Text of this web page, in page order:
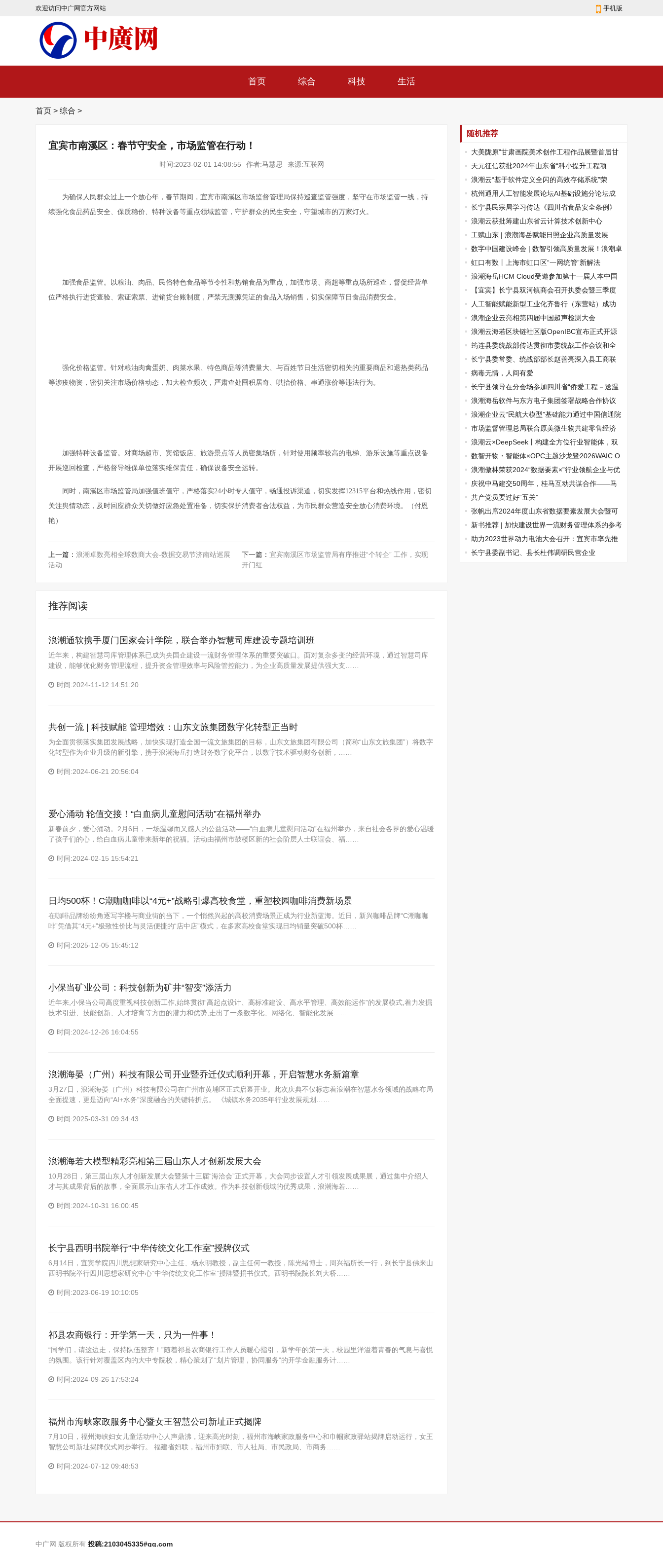
欢迎访问中广网官方网站 手机版
首页 综合 科技 生活
首页 > 综合 >
宜宾市南溪区：春节守安全，市场监管在行动！
时间:2023-02-01 14:08:55 作者:马慧思 来源:互联网
为确保人民群众过上一个放心年，春节期间，宜宾市南溪区市场监督管理局保持巡查监管强度，坚守在市场监管一线，持
续强化食品药品安全、保质稳价、特种设备等重点领域监管，守护群众的民生安全，守望城市的万家灯火。
加强食品监管。以粮油、肉品、民俗特色食品等节令性和热销食品为重点，加强市场、商超等重点场所巡查，督促经营单
位严格执行进货查验、索证索票、进销货台账制度，严禁无溯源凭证的食品入场销售，切实保障节日食品消费安全。
强化价格监管。针对粮油肉禽蛋奶、肉菜水果、特色商品等消费量大、与百姓节日生活密切相关的重要商品和退热类药品
等涉疫物资，密切关注市场价格动态，加大检查频次，严肃查处囤积居奇、哄抬价格、串通涨价等违法行为。
加强特种设备监管。对商场超市、宾馆饭店、旅游景点等人员密集场所，针对使用频率较高的电梯、游乐设施等重点设备
开展巡回检查，严格督导维保单位落实维保责任，确保设备安全运转。
同时，南溪区市场监管局加强值班值守，严格落实24小时专人值守，畅通投诉渠道，切实发挥12315平台和热线作用，密切
关注舆情动态，及时回应群众关切做好应急处置准备，切实保护消费者合法权益，为市民群众营造安全放心消费环境。（付恩
艳）
上一篇： 浪潮卓数亮相全球数商大会-数据交易节济南站巡展
活动
下一篇： 宜宾南溪区市场监管局有序推进“个转企” 工作，实现
开门红
推荐阅读
浪潮通软携手厦门国家会计学院，联合举办智慧司库建设专题培训班
近年来，构建智慧司库管理体系已成为央国企建设一流财务管理体系的重要突破口。面对复杂多变的经营环境，通过智慧司库
建设，能够优化财务管理流程，提升资金管理效率与风险管控能力，为企业高质量发展提供强大支……
时间:2024-11-12 14:51:20
共创一流 | 科技赋能 管理增效：山东文旅集团数字化转型正当时
为全面贯彻落实集团发展战略，加快实现打造全国一流文旅集团的目标，山东文旅集团有限公司（简称“山东文旅集团”）将数字
化转型作为企业升级的新引擎，携手浪潮海岳打造财务数字化平台，以数字技术驱动财务创新，……
时间:2024-06-21 20:56:04
爱心涌动 轮值交接！“白血病儿童慰问活动”在福州举办
新春前夕，爱心涌动。2月6日，一场温馨而又感人的公益活动——“白血病儿童慰问活动”在福州举办，来自社会各界的爱心温暖
了孩子们的心，给白血病儿童带来新年的祝福。活动由福州市鼓楼区新的社会阶层人士联谊会、福……
时间:2024-02-15 15:54:21
日均500杯！C潮咖咖啡以“4元+”战略引爆高校食堂，重塑校园咖啡消费新场景
在咖啡品牌纷纷角逐写字楼与商业街的当下，一个悄然兴起的高校消费场景正成为行业新蓝海。近日，新兴咖啡品牌“C潮咖咖
啡”凭借其“4元+”极致性价比与灵活便捷的“店中店”模式，在多家高校食堂实现日均销量突破500杯……
时间:2025-12-05 15:45:12
小保当矿业公司：科技创新为矿井“智变”添活力
近年来,小保当公司高度重视科技创新工作,始终贯彻“高起点设计、高标准建设、高水平管理、高效能运作”的发展模式,着力发掘
技术引进、技能创新、人才培育等方面的潜力和优势,走出了一条数字化、网络化、智能化发展……
时间:2024-12-26 16:04:55
浪潮海晏（广州）科技有限公司开业暨乔迁仪式顺利开幕，开启智慧水务新篇章
3月27日，浪潮海晏（广州）科技有限公司在广州市黄埔区正式启幕开业。此次庆典不仅标志着浪潮在智慧水务领域的战略布局
全面提速，更是迈向“AI+水务”深度融合的关键转折点。 《城镇水务2035年行业发展规划……
时间:2025-03-31 09:34:43
浪潮海若大模型精彩亮相第三届山东人才创新发展大会
10月28日，第三届山东人才创新发展大会暨第十三届“海洽会”正式开幕，大会同步设置人才引领发展成果展，通过集中介绍人
才与其成果背后的故事，全面展示山东省人才工作成效。作为科技创新领域的优秀成果，浪潮海若……
时间:2024-10-31 16:00:45
长宁县西明书院举行“中华传统文化工作室”授牌仪式
6月14日，宜宾学院四川思想家研究中心主任、杨永明教授，副主任何一教授，陈光绪博士，周兴福所长一行，到长宁县佛来山
西明书院举行四川思想家研究中心“中华传统文化工作室”授牌暨捐书仪式。西明书院院长刘大桥……
时间:2023-06-19 10:10:05
祁县农商银行：开学第一天，只为一件事！
“同学们，请这边走，保持队伍整齐！”随着祁县农商银行工作人员暖心指引，新学年的第一天，校园里洋溢着青春的气息与喜悦
的氛围。该行针对覆盖区内的大中专院校，精心策划了“划片管理，协同服务”的开学金融服务计……
时间:2024-09-26 17:53:24
福州市海峡家政服务中心暨女王智慧公司新址正式揭牌
7月10日，福州海峡妇女儿童活动中心人声鼎沸，迎来高光时刻，福州市海峡家政服务中心和巾帼家政驿站揭牌启动运行，女王
智慧公司新址揭牌仪式同步举行。 福建省妇联，福州市妇联、市人社局、市民政局、市商务……
时间:2024-07-12 09:48:53
随机推荐
大美陇原”甘肃画院美术创作工程作品展暨首届甘
肃省青年优秀美术作品晋京展在京开幕
天元征信获批2024年山东省“科小提升工程项
目”立项
浪潮云“基于软件定义全闪的高效存储系统”荣
获“国内领先”科技成果认定
杭州通用人工智能发展论坛AI基础设施分论坛成
功召开
长宁县民宗局学习传达《四川省食品安全条例》
浪潮云获批筹建山东省云计算技术创新中心
工赋山东 | 浪潮海岳赋能日照企业高质量发展
数字中国建设峰会 | 数智引领高质量发展！浪潮卓
数大数据与数字中国建设的共生进化
虹口有数丨上海市虹口区“一网统管”新解法
浪潮海岳HCM Cloud受邀参加第十一届人本中国
论坛，荣获“优秀会员单位”
【宜宾】长宁县双河镇商会召开执委会暨三季度
工作总结会
人工智能赋能新型工业化齐鲁行（东营站）成功
举办浪潮企业云亮相第四届中国超声检测大会
浪潮云海若区块链社区版OpenIBC宣布正式开源
筠连县委统战部传达贯彻市委统战工作会议和全
市统战部长会议精神
长宁县委常委、统战部部长赵善亮深入县工商联
及基层商会调研
病毒无情，人间有爱
长宁县领导在分会场参加四川省“侨爱工程－送温
暖远程医疗站”第七期启动仪式
浪潮海岳软件与东方电子集团签署战略合作协议
浪潮企业云“民航大模型”基础能力通过中国信通院
民航领域大模型能力验证！
市场监督管理总局联合原美微生物共建零售经济
循环行业规范合规研课题研究在京启动
浪潮云×DeepSeek丨构建全方位行业智能体，双
模打造智能应用新范式
数智开物・智能体×OPC主题沙龙暨2026WAIC O
PC挑战赛北京复赛成功举办
浪潮傲林荣获2024“数据要素×”行业领航企业与优
秀产品两项大奖
庆祝中马建交50周年，桂马互动共谋合作——马
来西亚投资推介会成功举办
共产党员要过好“五关”
张帆出席2024年度山东省数据要素发展大会暨可
信数据空间建设启动会
新书推荐 | 加快建设世界一流财务管理体系的参考
指南！
助力2023世界动力电池大会召开：宜宾市率先推
出危废数字化治理标准
长宁县委副书记、县长杜伟调研民营企业
中广网 版权所有 投稿:2103045335#qq.com